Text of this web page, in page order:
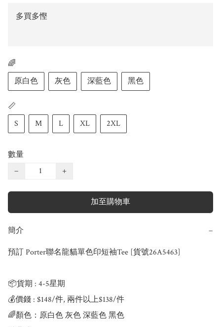
多買多慳
🌈
原白色
灰色 深藍色 黑色
📏
S
M L XL 2XL
數量
−
+
加至購物車
簡介 −
預訂 Porter聯名龍貓單色印短袖Tee [貨號26A5463]
📦貨期 : 4-5星期
💰價錢 : $148/件, 兩件以上$138/件
🌈顏色：原白色 灰色 深藍色 黑色